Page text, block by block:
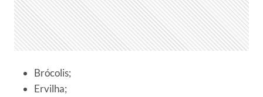
Brócolis;
Ervilha;